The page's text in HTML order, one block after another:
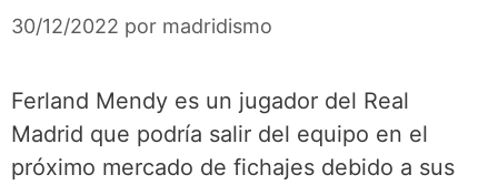
30/12/2022 por madridismo
Ferland Mendy es un jugador del Real
Madrid que podría salir del equipo en el
próximo mercado de fichajes debido a sus